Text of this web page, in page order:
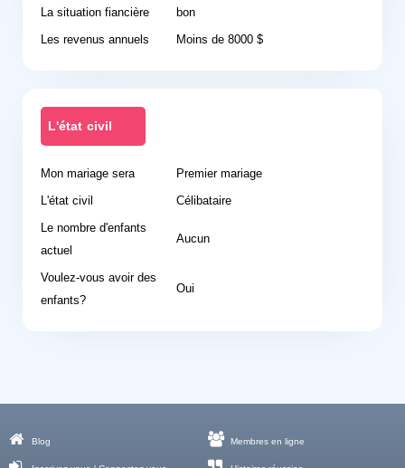
La situation fiancière
bon
Les revenus annuels
Moins de 8000 $
L'état civil
Mon mariage sera
Premier mariage
L'état civil
Célibataire
Le nombre d'enfants
actuel
Aucun
Voulez-vous avoir des
enfants?
Oui
Blog
Membres en ligne